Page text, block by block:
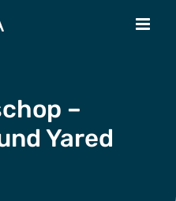
–
Yared